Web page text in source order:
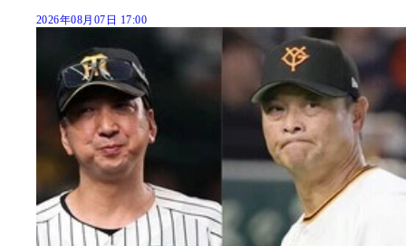
2026年08月07日 17:00